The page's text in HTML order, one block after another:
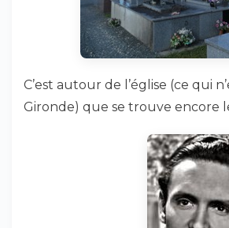
C’est autour de l’église (ce qui
Gironde) que se trouve encore